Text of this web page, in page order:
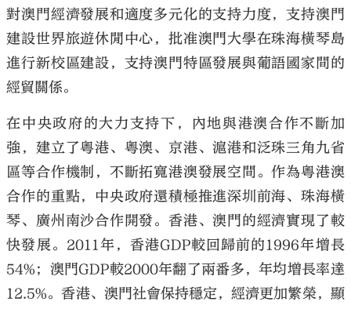
對澳門經濟發展和適度多元化的支持力度，支持澳門
建設世界旅遊休閒中心，批准澳門大學在珠海橫琴島
進行新校區建設，支持澳門特區發展與葡語國家間的
經貿關係。
在中央政府的大力支持下，內地與港澳合作不斷加
強，建立了粵港、粵澳、京港、滬港和泛珠三角九省
區等合作機制，不斷拓寬港澳發展空間。作為粵港澳
合作的重點，中央政府還積極推進深圳前海、珠海橫
琴、廣州南沙合作開發。香港、澳門的經濟實現了較
快發展。2011年，香港GDP較回歸前的1996年增長
54%；澳門GDP較2000年翻了兩番多，年均增長率達
12.5%。香港、澳門社會保持穩定，經濟更加繁榮，顯